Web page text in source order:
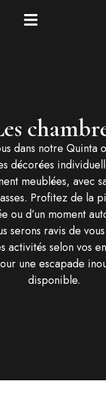
dans notre Quinta
décorées
meublées, avec
Profitez de la
ou d’un moment
serons ravis de
activités selon vos
une escapade
disponible.